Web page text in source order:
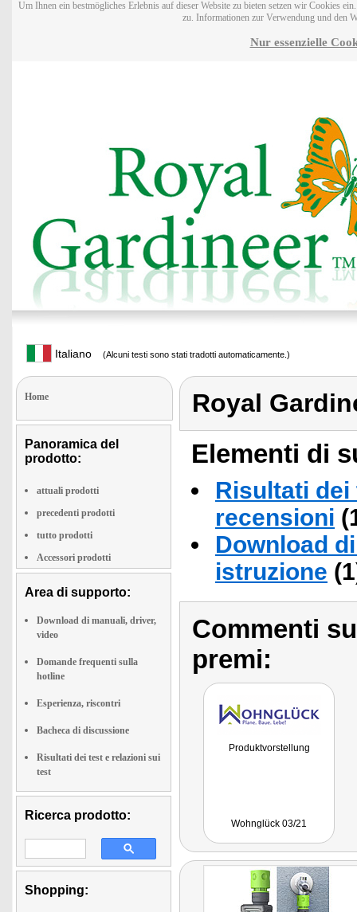
Um Ihnen ein bestmögliches Erlebnis auf dieser Website zu bieten setzen wir Cookies
zu. Informationen zur Verwendung und den
Nur essenzielle
Italiano (Alcuni testi sono stati tradotti automaticamente.)
Home
Panoramica del
prodotto:
attuali prodotti
precedenti prodotti
tutto prodotti
Accessori prodotti
Area di supporto:
Download di manuali, driver,
video
Domande frequenti sulla
hotline
Esperienza, riscontri
Bacheca di discussione
Risultati dei test e relazioni sui
test
Ricerca prodotto:
Shopping:
Royal
Elementi di
Risultati
recensioni
Download
istruzione
Commenti
premi:
Produktvorstellung
Wohnglück 03/21